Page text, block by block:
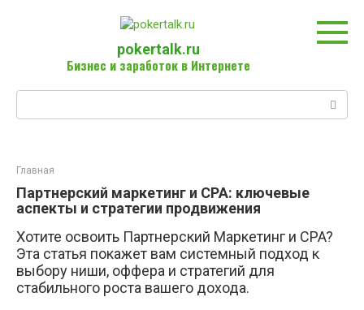
pokertalk.ru
Бизнес и заработок в Интернете
Главная
Партнерский маркетинг и CPA: ключевые
аспекты и стратегии продвижения
Хотите освоить Партнерский Маркетинг и CPA?
Эта статья покажет вам системный подход к
выбору ниши, оффера и стратегий для
стабильного роста вашего дохода.